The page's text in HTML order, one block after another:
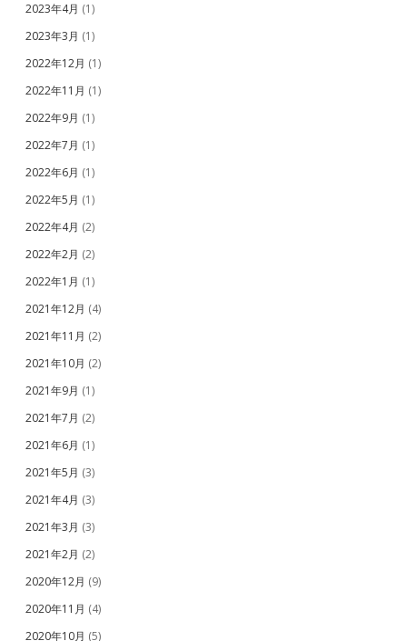
2023年4月 (1)
2023年3月 (1)
2022年12月 (1)
2022年11月 (1)
2022年9月 (1)
2022年7月 (1)
2022年6月 (1)
2022年5月 (1)
2022年4月 (2)
2022年2月 (2)
2022年1月 (1)
2021年12月 (4)
2021年11月 (2)
2021年10月 (2)
2021年9月 (1)
2021年7月 (2)
2021年6月 (1)
2021年5月 (3)
2021年4月 (3)
2021年3月 (3)
2021年2月 (2)
2020年12月 (9)
2020年11月 (4)
2020年10月 (5)